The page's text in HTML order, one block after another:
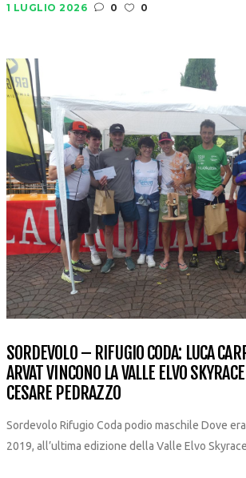
1 LUGLIO 2026 0 0
SORDEVOLO – RIFUGIO CODA: LUCA
ARVAT VINCONO LA VALLE ELVO
CESARE PEDRAZZO
Sordevolo Rifugio Coda podio maschile Dove
2019, all’ultima edizione della Valle Elvo